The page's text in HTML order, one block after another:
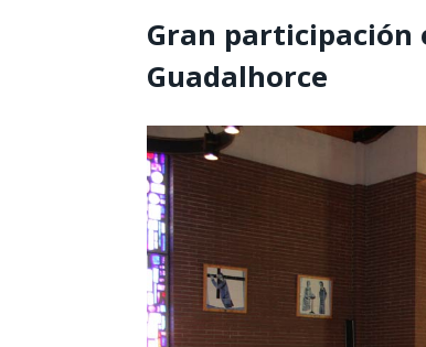
Gran participación
Guadalhorce